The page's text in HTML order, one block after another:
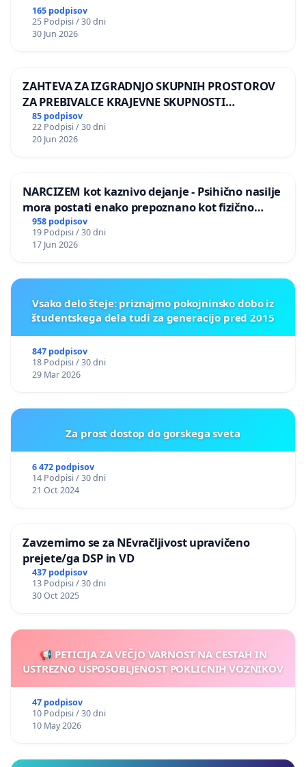
165 podpisov
25 Podpisi / 30 dni
30 Jun 2026
ZAHTEVA ZA IZGRADNJO SKUPNIH PROSTOROV
ZA PREBIVALCE KRAJEVNE SKUPNOSTI
PRESTRANEK
85 podpisov
22 Podpisi / 30 dni
20 Jun 2026
NARCIZEM kot kaznivo dejanje - Psihično nasilje
mora postati enako prepoznano kot fizično
nasilje
958 podpisov
19 Podpisi / 30 dni
17 Jun 2026
Vsako delo šteje: priznajmo pokojninsko dobo iz
študentskega dela tudi za generacijo pred 2015
847 podpisov
18 Podpisi / 30 dni
29 Mar 2026
Za prost dostop do gorskega sveta
6 472 podpisov
14 Podpisi / 30 dni
21 Oct 2024
Zavzemimo se za NEvračljivost upravičeno
prejete/ga DSP in VD
437 podpisov
13 Podpisi / 30 dni
30 Oct 2025
📢 PETICIJA ZA VEČJO VARNOST NA CESTAH IN
USTREZNO USPOSOBLJENOST POKLICNIH VOZNIKOV
47 podpisov
10 Podpisi / 30 dni
10 May 2026